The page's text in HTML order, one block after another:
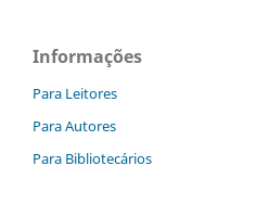
Informações
Para Leitores
Para Autores
Para Bibliotecários